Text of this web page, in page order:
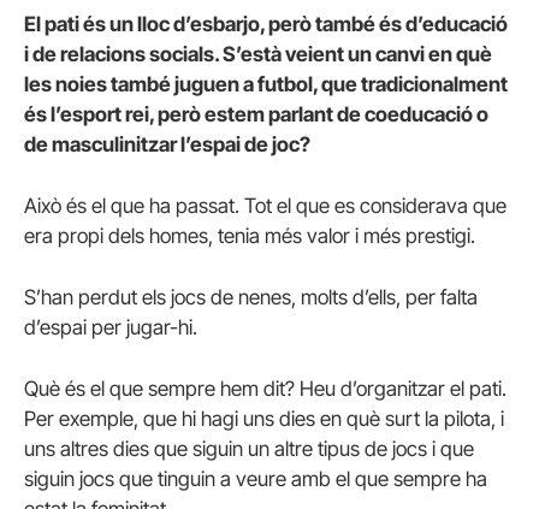
El pati és un lloc d’esbarjo, però també és d’educació
i de relacions socials. S’està veient un canvi en què
les noies també juguen a futbol, que tradicionalment
és l’esport rei, però estem parlant de coeducació o
de masculinitzar l’espai de joc?
Això és el que ha passat. Tot el que es considerava que
era propi dels homes, tenia més valor i més prestigi.
S’han perdut els jocs de nenes, molts d’ells, per falta
d’espai per jugar-hi.
Què és el que sempre hem dit? Heu d’organitzar el pati.
Per exemple, que hi hagi uns dies en què surt la pilota, i
uns altres dies que siguin un altre tipus de jocs i que
siguin jocs que tinguin a veure amb el que sempre ha